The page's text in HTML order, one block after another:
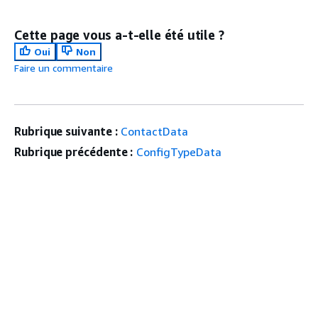
Cette page vous a-t-elle été utile ?
Oui
Non
Faire un commentaire
Rubrique suivante : ContactData
Rubrique précédente : ConfigTypeData